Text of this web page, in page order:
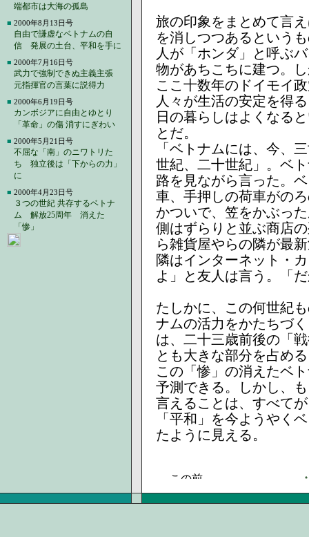
端都市は大海の孤島
■ 2000年8月13日号
自由で謙虚なベトナムの自
信 発展の土台、平和を手に
■ 2000年7月16日号
武力で強制できぬ主義主張
元指揮官の言葉に説得力
■ 2000年6月19日号
カンボジアに自由とゆとり
「革命」の傷 消すにぎわい
■ 2000年5月21日号
不屈な「南」のニワトリた
ち 独立後は「下からの力」
に
■ 2000年4月23日号
３つの世紀 共存するベトナ
ム 解放25周年 消えた
「惨」
旅の印象をまとめて言
を消しつつあるという
人が「ホンダ」と呼ぶ
物があちこちに建つ。
ここ十数年のドイモイ
人々が生活の安定を得
日の暮らしはよくなる
とだ。
「ベトナムには、今、
世紀、二十世紀」。ベ
路を見ながら言った。
車、手押しの荷車がの
かついで、笠をかぶっ
側はずらりと並ぶ商店
ら雑貨屋やらの隣が最
隣はインターネット・
よ」と友人は言う。「
たしかに、この何世紀
ナムの活力をかたちづ
は、二十三歳前後の「
とも大きな部分を占め
この「惨」の消えたベ
予測できる。しかし、
言えることは、すべて
「平和」を今ようやく
たように見える。